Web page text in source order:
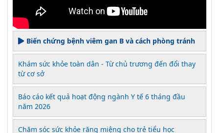
Biến chứng bệnh viêm gan B và cách phòng tránh
Khám sức khỏe toàn dân - Từ chủ trương đến đổi thay
từ cơ sở
Báo cáo kết quả hoạt động ngành Y tế 6 tháng đầu
năm 2026
Chăm sóc sức khỏe răng miệng cho trẻ tiểu học